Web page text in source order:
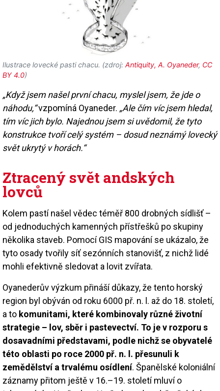
Ilustrace lovecké pasti chacu. (zdroj: Antiquity, A. Oyaneder, CC
BY 4.0)
„Když jsem našel první chacu, myslel jsem, že jde o
náhodu,“vzpomíná Oyaneder. „Ale čím víc jsem hledal,
tím víc jich bylo. Najednou jsem si uvědomil, že tyto
konstrukce tvoří celý systém – dosud neznámý lovecký
svět ukrytý v horách.“
Ztracený svět andských
lovců
Kolem pastí našel vědec téměř 800 drobných sídlišť –
od jednoduchých kamenných přístřešků po skupiny
několika staveb. Pomocí GIS mapování se ukázalo, že
tyto osady tvořily síť sezónních stanovišť, z nichž lidé
mohli efektivně sledovat a lovit zvířata.
Oyanederův výzkum přináší důkazy, že tento horský
region byl obýván od roku 6000 př. n. l. až do 18. století,
a to komunitami, které kombinovaly různé životní
strategie – lov, sběr i pastevectví. To je v rozporu s
dosavadními představami, podle nichž se obyvatelé
této oblasti po roce 2000 př. n. l. přesunuli k
zemědělství a trvalému osídlení. Španělské koloniální
záznamy přitom ještě v 16.–19. století mluví o